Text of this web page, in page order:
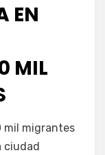
EN
MIL
mil migrantes
ciudad